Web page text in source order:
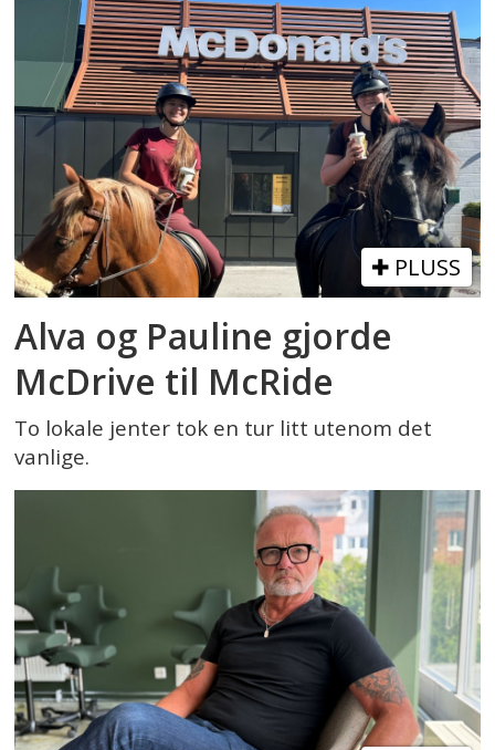
PLUSS
Alva og Pauline gjorde
McDrive til McRide
To lokale jenter tok en tur litt utenom det
vanlige.